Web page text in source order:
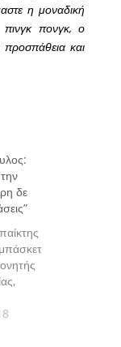
η μοναδική
πονγκ, ο
και
δε
FM